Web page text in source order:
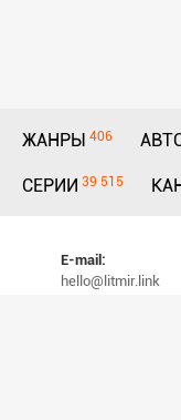
ЖАНРЫ 406
СЕРИИ 39 515
E-mail:
hello@litmir.link